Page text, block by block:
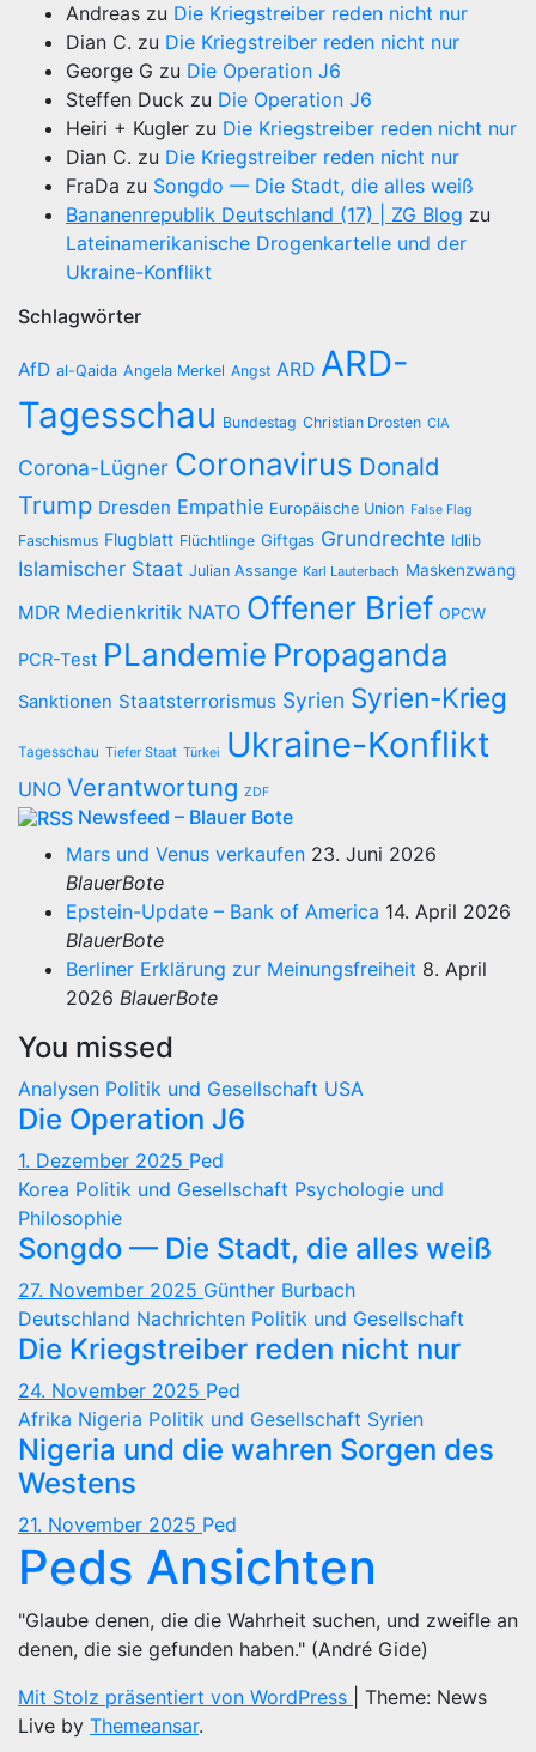
Andreas zu Die Kriegstreiber reden nicht nur
Dian C. zu Die Kriegstreiber reden nicht nur
George G zu Die Operation J6
Steffen Duck zu Die Operation J6
Heiri + Kugler zu Die Kriegstreiber reden nicht nur
Dian C. zu Die Kriegstreiber reden nicht nur
FraDa zu Songdo — Die Stadt, die alles weiß
Bananenrepublik Deutschland (17) | ZG Blog zu
Lateinamerikanische Drogenkartelle und der
Ukraine-Konflikt
Schlagwörter
AfD al-Qaida Angela Merkel Angst ARD ARD-
Tagesschau Bundestag Christian Drosten CIA
Corona-Lügner Coronavirus Donald
Trump Dresden Empathie Europäische Union False Flag
Faschismus Flugblatt Flüchtlinge Giftgas Grundrechte Idlib
Islamischer Staat Julian Assange Karl Lauterbach Maskenzwang
MDR Medienkritik NATO Offener Brief OPCW
PCR-Test PLandemie Propaganda
Sanktionen Staatsterrorismus Syrien Syrien-Krieg
Tagesschau Tiefer Staat Türkei Ukraine-Konflikt
UNO Verantwortung ZDF
Newsfeed – Blauer Bote
Mars und Venus verkaufen 23. Juni 2026
BlauerBote
Epstein-Update – Bank of America 14. April 2026
BlauerBote
Berliner Erklärung zur Meinungsfreiheit 8. April
2026 BlauerBote
You missed
Analysen Politik und Gesellschaft USA
Die Operation J6
1. Dezember 2025 Ped
Korea Politik und Gesellschaft Psychologie und
Philosophie
Songdo — Die Stadt, die alles weiß
27. November 2025 Günther Burbach
Deutschland Nachrichten Politik und Gesellschaft
Die Kriegstreiber reden nicht nur
24. November 2025 Ped
Afrika Nigeria Politik und Gesellschaft Syrien
Nigeria und die wahren Sorgen des
Westens
21. November 2025 Ped
Peds Ansichten
"Glaube denen, die die Wahrheit suchen, und zweifle an
denen, die sie gefunden haben." (André Gide)
Mit Stolz präsentiert von WordPress
Theme: News
Live by Themeansar.